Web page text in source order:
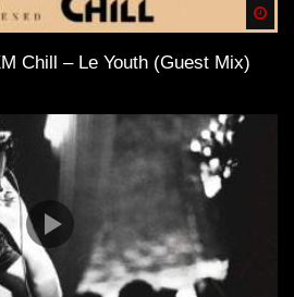
Chill – Le Youth (Guest Mix)